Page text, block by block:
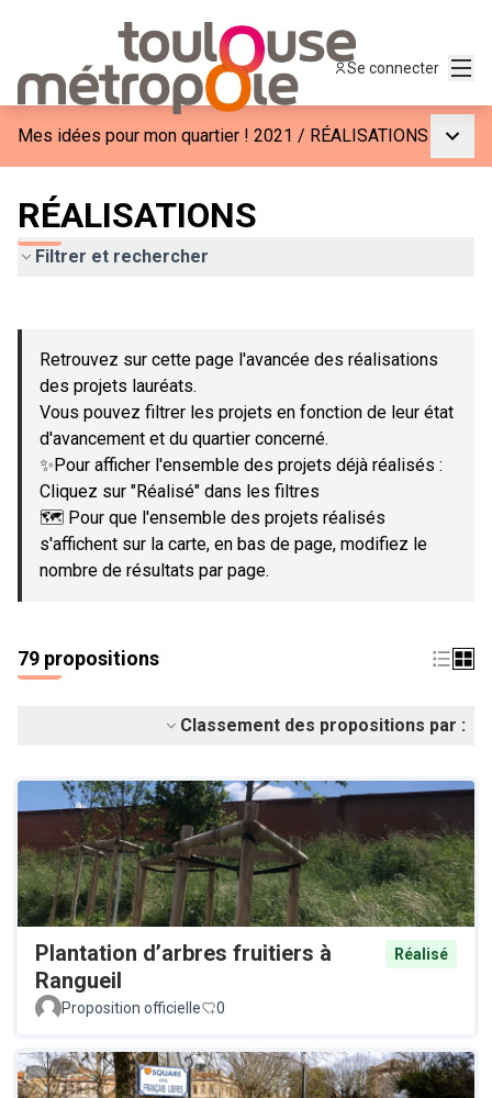
Se connecter
Mes idées pour mon quartier ! 2021 / RÉALISATIONS
RÉALISATIONS
Filtrer et rechercher
−
Retrouvez sur cette page l'avancée des réalisations
des projets lauréats.
Vous pouvez filtrer les projets en fonction de leur état
d'avancement et du quartier concerné.
✨Pour afficher l'ensemble des projets déjà réalisés :
Cliquez sur "Réalisé" dans les filtres
🗺️ Pour que l'ensemble des projets réalisés
s'affichent sur la carte, en bas de page, modifiez le
nombre de résultats par page.
79 propositions
Classement des propositions par :
Plantation d’arbres fruitiers à
Rangueil
Réalisé
Proposition officielle 0